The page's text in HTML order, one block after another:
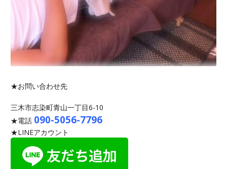
★お問い合わせ先
三木市志染町青山一丁目6-10
★電話 090-5056-7796
★LINEアカウント